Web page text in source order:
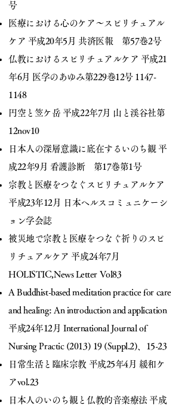
号
医療における心のケア～スピリチュアル
ケア 平成20年5月 共済医報 第57巻2号
仏教におけるスピリチュアルケア 平成21
年6月 医学のあゆみ第229巻12号 1147-
1148
円空と笠ケ岳 平成22年7月 山と渓谷社第
12nov10
日本人の深層意識に底在するいのち観 平
成22年9月 看護診断 第17巻第1号
宗教と医療をつなぐスピリチュアルケア
平成23年12月 日本ヘルスコミュニケーシ
ョン学会誌
被災地で宗教と医療をつなぐ祈りのスピ
リチュアルケア 平成24年7月
HOLISTIC,News Letter Vol83
A Buddhist-based meditation practice for care
and healing: An introduction and application
平成24年12月 International Journal of
Nursing Practic (2013) 19 (Suppl.2)、15-23
日常生活と臨床宗教 平成25年4月 緩和ケ
アvol.23
日本人のいのち観と仏教的音楽療法 平成